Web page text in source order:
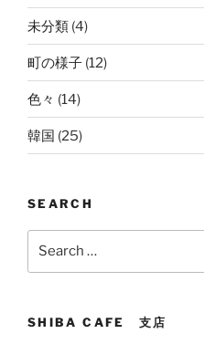
未分類 (4)
町の様子 (12)
色々 (14)
韓国 (25)
SEARCH
SHIBA CAFE 支店